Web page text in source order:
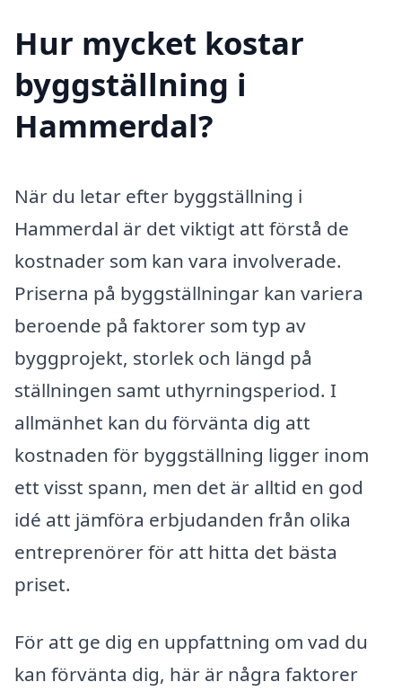
Hur mycket kostar
byggställning i
Hammerdal?
När du letar efter byggställning i
Hammerdal är det viktigt att förstå de
kostnader som kan vara involverade.
Priserna på byggställningar kan variera
beroende på faktorer som typ av
byggprojekt, storlek och längd på
ställningen samt uthyrningsperiod. I
allmänhet kan du förvänta dig att
kostnaden för byggställning ligger inom
ett visst spann, men det är alltid en god
idé att jämföra erbjudanden från olika
entreprenörer för att hitta det bästa
priset.
För att ge dig en uppfattning om vad du
kan förvänta dig, här är några faktorer